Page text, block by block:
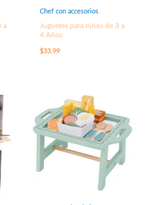
a
Chef con accesorios
Juguetes para niños de 3 a
4 Años
$33.99